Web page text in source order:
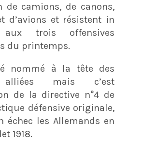
de camions, de canons,
d’avions et résistent in
aux trois offensives
du printemps.
nommé à la tête des
alliées mais c’est
de la directive n°4 de
défensive originale,
échec les Allemands en
1918.